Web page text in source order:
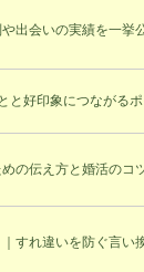
出会いの実績を一挙
と好印象につながる
の伝え方と婚活のコ
すれ違いを防ぐ言い